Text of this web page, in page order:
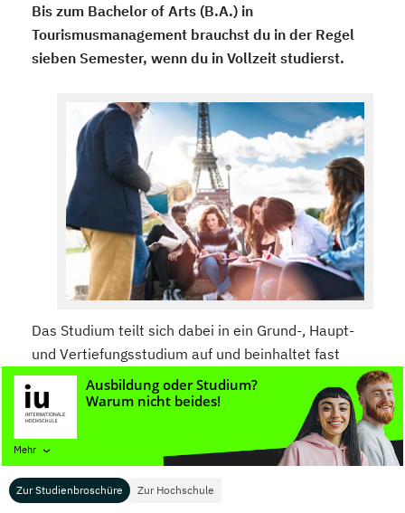
Zur Studienbroschüre Zur Hochschule
Mehr
Bis zum Bachelor of Arts (B.A.) in
Tourismusmanagement brauchst du in der Regel
sieben Semester, wenn du in Vollzeit studierst.
Das Studium teilt sich dabei in ein Grund-, Haupt-
und Vertiefungsstudium auf und beinhaltet fast
immer ein ganzes Semester für einen
Auslandsaufenthalt oder ein langes Praktikum.
In den ersten beiden Semestern werden die
wichtigsten Grundlagen vermittelt (Grundstudium).
Anschließend geht es thematisch mehr in die Tiefe